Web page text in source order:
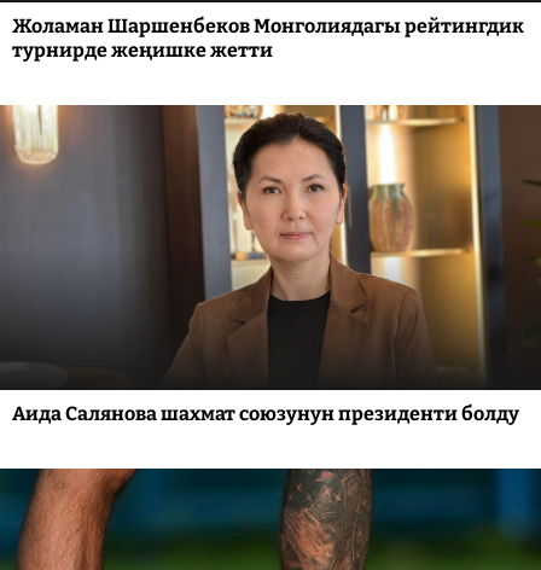
Жоламан Шаршенбеков Монголиядагы рейтингдик
турнирде жеңишке жетти
Аида Салянова шахмат союзунун президенти болду